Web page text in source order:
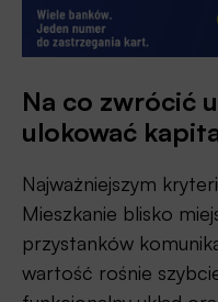
Na co zwrócić
ulokować
Najważniejszym
Mieszkanie blisko
przystanków
wartość rośnie